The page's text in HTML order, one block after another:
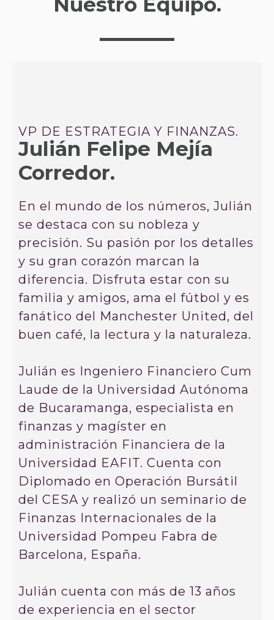
En el mundo de los números, Julián
se destaca con su nobleza y
precisión. Su pasión por los detalles
y su gran corazón marcan la
diferencia. Disfruta estar con su
familia y amigos, ama el fútbol y es
fanático del Manchester United, del
buen café, la lectura y la naturaleza.
Julián es Ingeniero Financiero Cum
Laude de la Universidad Autónoma
de Bucaramanga, especialista en
finanzas y magíster en
administración Financiera de la
Universidad EAFIT. Cuenta con
Diplomado en Operación Bursátil
del CESA y realizó un seminario de
Finanzas Internacionales de la
Universidad Pompeu Fabra de
Barcelona, España.
Julián cuenta con más de 13 años
de experiencia en el sector
Julián Felipe Mejía
Corredor.
VP DE ESTRATEGIA Y FINANZAS.